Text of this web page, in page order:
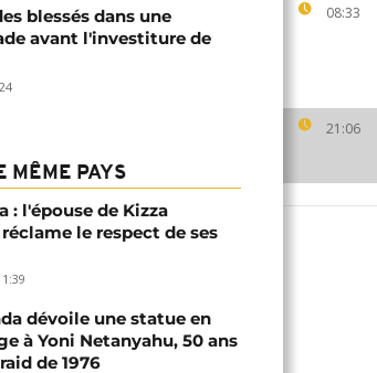
08:33
21:06
blessés dans une
avant l'investiture de
MÊME PAYS
: l'épouse de Kizza
le respect de ses
dévoile une statue en
à Yoni Netanyahu, 50 ans
de 1976